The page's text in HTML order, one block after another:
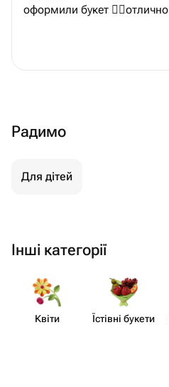
оформили букет 👌🏻отлично
Радимо
Для дітей
Інші категорії
Квіти Їстівні букети